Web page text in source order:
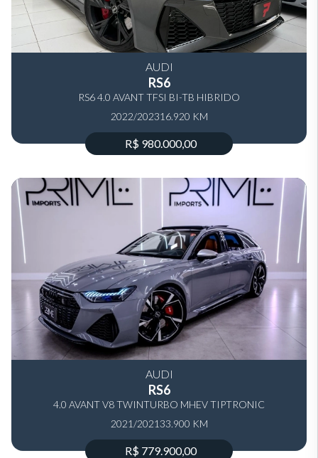
AUDI
RS6
RS6 4.0 AVANT TFSI BI-TB HIBRIDO
2022/202316.920 KM
R$ 980.000,00
AUDI
RS6
4.0 AVANT V8 TWINTURBO MHEV TIPTRONIC
2021/202133.900 KM
R$ 779.900,00